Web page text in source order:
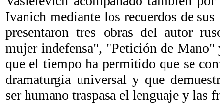
Ivanich mediante los recuerdos de sus
presentaron tres obras del autor
mujer indefensa", "Petición de Mano"
que el tiempo ha permitido que se
dramaturgia universal y que
ser humano traspasa el lenguaje y las